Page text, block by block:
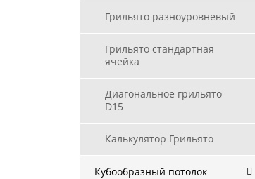
Грильято разноуровневый
Грильято стандартная
ячейка
Диагональное грильято
D15
Калькулятор Грильято
Кубообразный потолок